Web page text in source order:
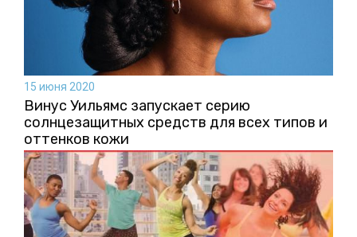
15 июня 2020
Винус Уильямс запускает серию
солнцезащитных средств для всех типов и
оттенков кожи